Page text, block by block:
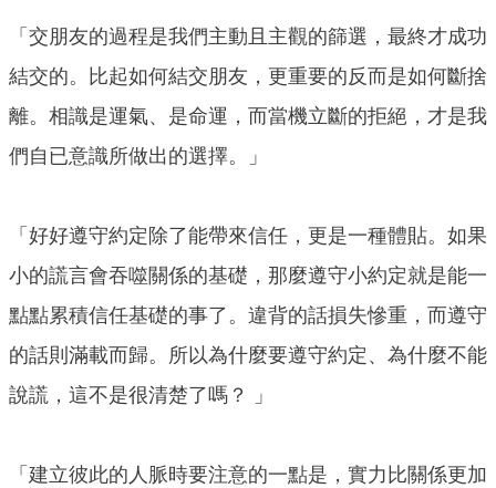
「交朋友的過程是我們主動且主觀的篩選，最終才成功
結交的。比起如何結交朋友，更重要的反而是如何斷捨
離。相識是運氣、是命運，而當機立斷的拒絕，才是我
們自已意識所做出的選擇。」
「好好遵守約定除了能帶來信任，更是一種體貼。如果
小的謊言會吞噬關係的基礎，那麼遵守小約定就是能一
點點累積信任基礎的事了。違背的話損失慘重，而遵守
的話則滿載而歸。所以為什麼要遵守約定、為什麼不能
說謊，這不是很清楚了嗎？ 」
「建立彼此的人脈時要注意的一點是，實力比關係更加